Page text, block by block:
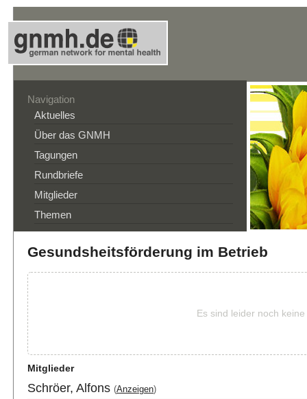
Navigation
Aktuelles
Über das GNMH
Tagungen
Rundbriefe
Mitglieder
Themen
Gesundsheitsförderung im Betrieb
Es sind leider noch
Mitglieder
Schröer, Alfons (Anzeigen)